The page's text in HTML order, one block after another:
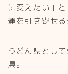
に変えたい」
運を引き寄せ
うどん県とし
県。